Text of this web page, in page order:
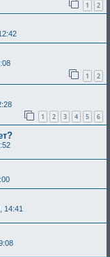
1 2
1 2
1 2 3 4 5 6
14:41